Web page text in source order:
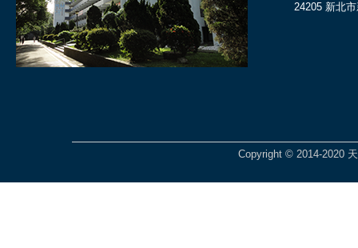
24205 新北
Copyright © 2014-2020